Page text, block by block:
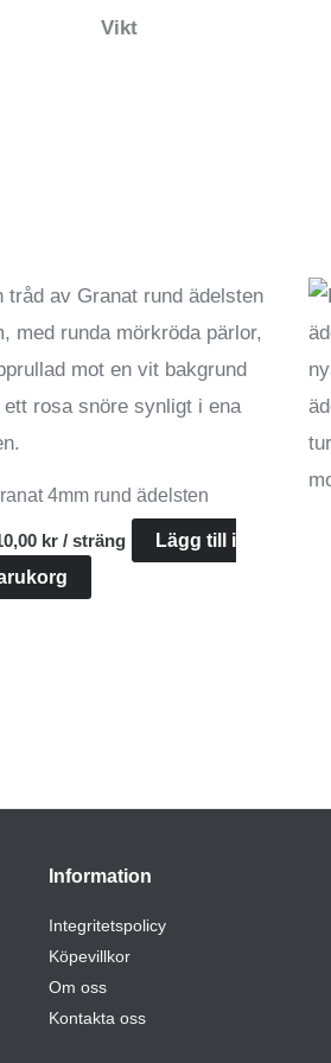
Vikt
4mm rund ädelsten
kr/ sträng
Lägg till i
Information
Integritetspolicy
Köpevillkor
Om oss
Kontakta oss